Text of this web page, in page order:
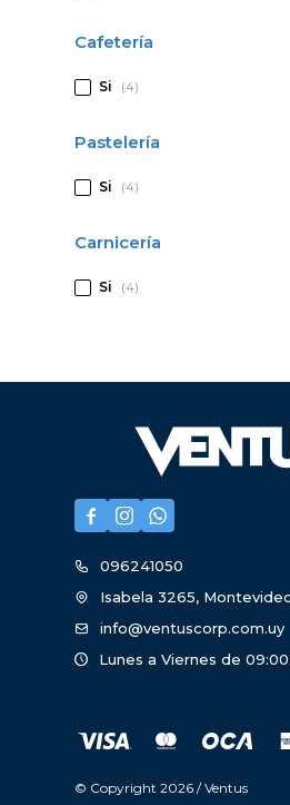
Cafetería
Si (4)
Pastelería
Si (4)
Carnicería
Si (4)
  
096241050
Isabela 3265,
info@ventuscorp.com.uy
Lunes a Viernes de 09:00
© Copyright 2026 / Ventus